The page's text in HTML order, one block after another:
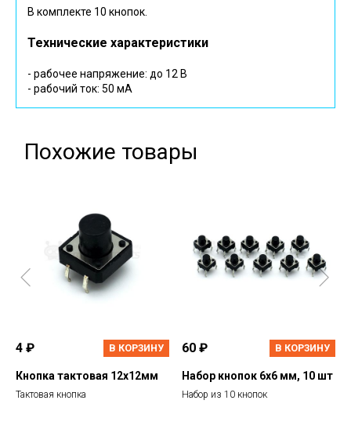
В комплекте 10 кнопок.
Технические характеристики
- рабочее напряжение: до 12 В
- рабочий ток: 50 мА
Похожие товары
4 ₽ В КОРЗИНУ
Кнопка тактовая 12х12мм
Тактовая кнопка
60 ₽ В КОРЗИНУ
Набор кнопок 6х6 мм, 10 шт
Набор из 10 кнопок